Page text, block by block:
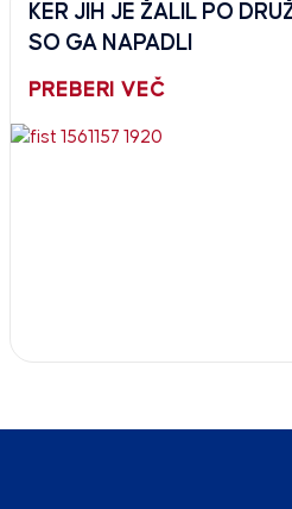
KER JIH JE ŽALIL PO
SO GA NAPADLI
PREBERI VEČ